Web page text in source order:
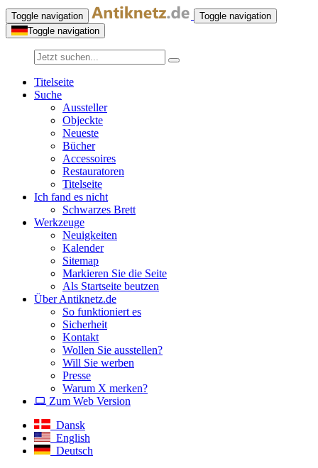
Toggle navigation
Toggle navigation
Toggle navigation
Titelseite
Suche
Aussteller
Objeckte
Neueste
Bücher
Accessoires
Restauratoren
Titelseite
Ich fand es nicht
Schwarzes Brett
Werkzeuge
Neuigkeiten
Kalender
Sitemap
Markieren Sie die Seite
Als Startseite beutzen
Über Antiknetz.de
So funktioniert es
Sicherheit
Kontakt
Wollen Sie ausstellen?
Will Sie werben
Presse
Warum X merken?
Zum Web Version
Dansk
English
Deutsch